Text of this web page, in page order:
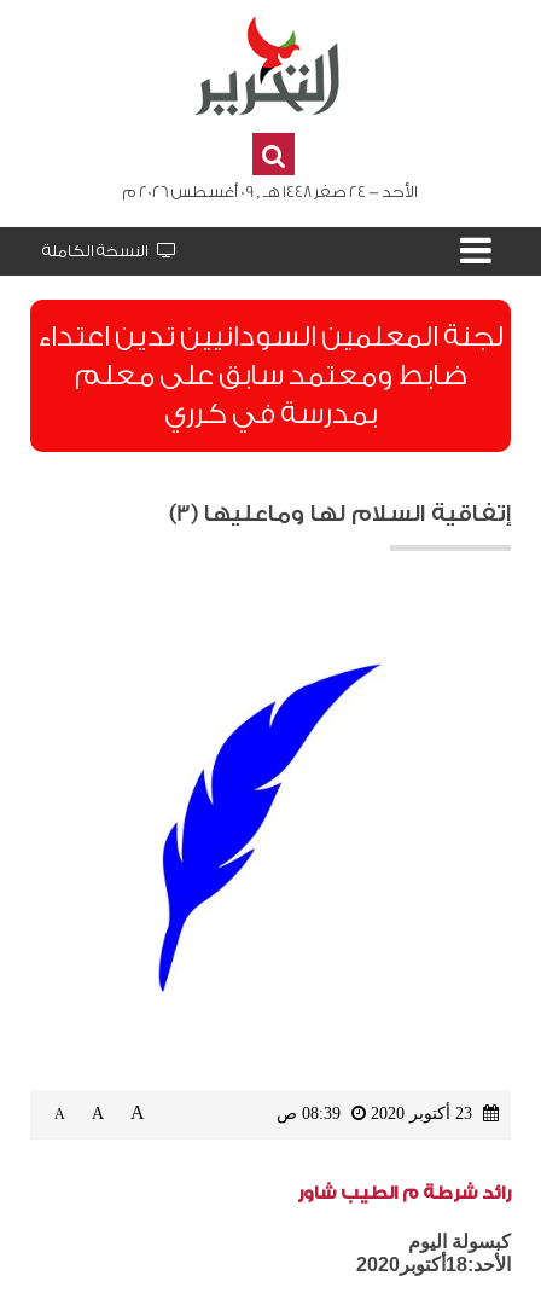
الأحد - 24 صفر 1448 هـ , 09 أغسطس 2026 م
النسخة الكاملة
لجنة المعلمين السودانيين تدين اعتداء
ضابط ومعتمد سابق على معلم
بمدرسة في كرري
إتفاقية السلام لها وماعليها (3)
A
A
A
رائد شرطة م الطيب شاور
كبسولة اليوم
الأحد:18أكتوبر2020